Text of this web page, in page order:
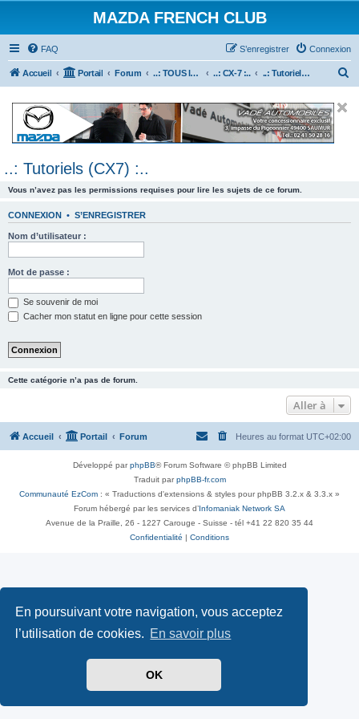
En poursuivant votre navigation, vous acceptez
l’utilisation de cookies. En savoir plus
OK
MAZDA FRENCH CLUB
FAQ Connexion
S’enregistrer
Accueil Portail Forum ..: TOUS les Véhicules MAZDA :.. ..: CX-7 :.. ..: Tutoriels (CX7) :..
e
..: Tutoriels (CX7) :..
Vous n’avez pas les permissions requises pour lire les sujets de ce forum.
CONNEXION • S’ENREGISTRER
Nom d’utilisateur :
Mot de passe :
Se souvenir de moi
Cacher mon statut en ligne pour cette session
Cette catégorie n’a pas de forum.
Aller à
Accueil Portail Forum Heures au format UTC+02:00
Développé parphpBB® Forum Software © phpBB Limited
Traduit parphpBB-fr.com
Communauté EzCom : « Traductions d'extensions & styles pour phpBB 3.2.x & 3.3.x »
Forum hébergé par les services d’ Infomaniak Network SA
Avenue de la Praille, 26 - 1227 Carouge - Suisse - tél +41 22 820 35 44
Confidentialité
Conditions